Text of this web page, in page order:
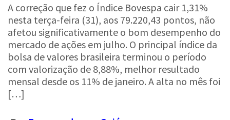
A correção que fez o Índice Bovespa cair 1,31%
nesta terça-feira (31), aos 79.220,43 pontos, não
afetou significativamente o bom desempenho do
mercado de ações em julho. O principal índice da
bolsa de valores brasileira terminou o período
com valorização de 8,88%, melhor resultado
mensal desde os 11% de janeiro. A alta no mês foi
[…]